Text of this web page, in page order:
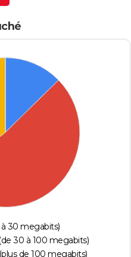
30 megabits)
30 à 100 megabits)
de 100 megabits)